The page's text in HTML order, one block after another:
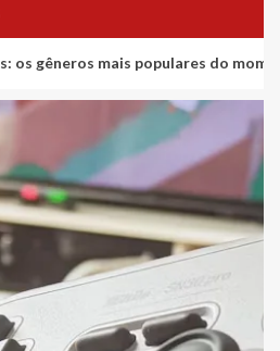
os gêneros mais populares do